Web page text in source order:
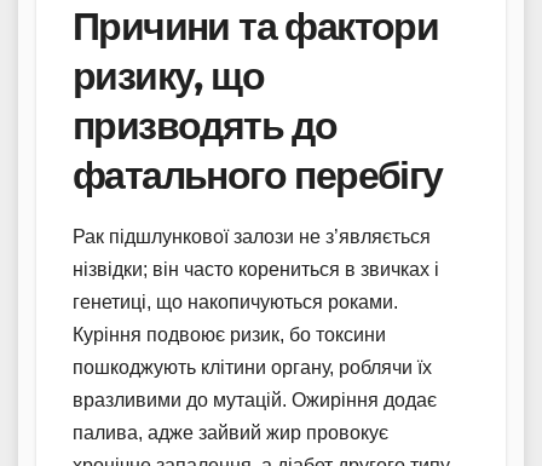
Причини та фактори
ризику, що
призводять до
фатального перебігу
Рак підшлункової залози не з’являється
нізвідки; він часто корениться в звичках і
генетиці, що накопичуються роками.
Куріння подвоює ризик, бо токсини
пошкоджують клітини органу, роблячи їх
вразливими до мутацій. Ожиріння додає
палива, адже зайвий жир провокує